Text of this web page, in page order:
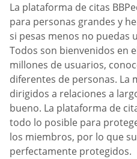
La plataforma de citas
para personas grandes y
si pesas menos no puedas
Todos son bienvenidos en
millones de usuarios,
diferentes de personas. La
dirigidos a relaciones a
bueno. La plataforma de
todo lo posible para
los miembros, por lo que
perfectamente protegidos.